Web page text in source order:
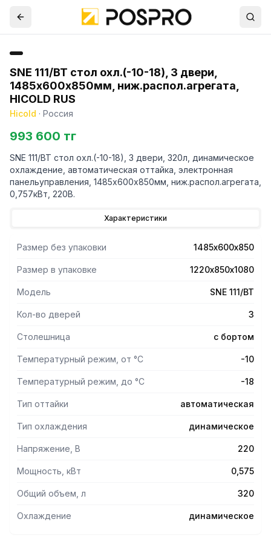
SNE 111/BT стол охл.(-10-18), 3 двери,
1485х600х850мм, ниж.распол.агрегата,
HICOLD RUS
Hicold · Россия
993 600 тг
SNE 111/BT стол охл.(-10-18), 3 двери, 320л, динамическое
охлаждение, автоматическая оттайка, электронная
панельуправления, 1485х600х850мм, ниж.распол.агрегата,
0,757кВт, 220В.
Характеристики
Размер без упаковки 1485х600х850
Размер в упаковке 1220х850х1080
Модель SNE 111/BT
Кол-во дверей 3
Столешница с бортом
Температурный режим, от °С -10
Температурный режим, до °С -18
Тип оттайки автоматическая
Тип охлаждения динамическое
Напряжение, В 220
Мощность, кВт 0,575
Общий объем, л 320
Охлаждение динамическое